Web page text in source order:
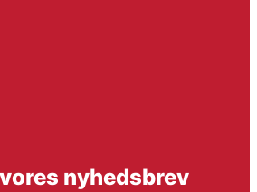
nyhedsbrev